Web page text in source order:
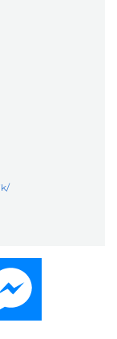
i teatrze
2026-08-30